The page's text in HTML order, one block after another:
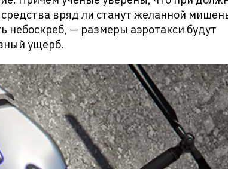
вряд ли станут желанной
небоскреб, — размеры аэротакси будут
ущерб.